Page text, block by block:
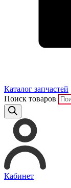
Каталог запчастей
Поиск товаров
Кабинет